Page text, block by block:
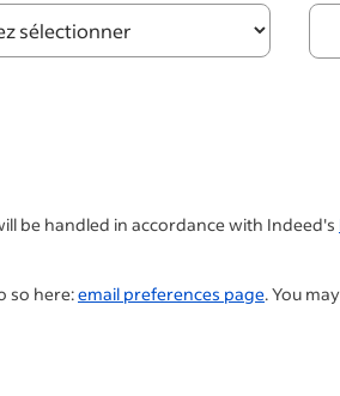
be handled in accordance with Indeed's
so here:email preferences page. You